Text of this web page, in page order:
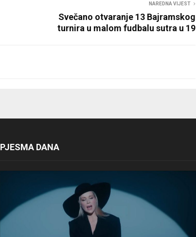
NAREDNA VIJEST
Svečano otvaranje 13 Bajramskog
turnira u malom fudbalu sutra u 19
PJESMA DANA